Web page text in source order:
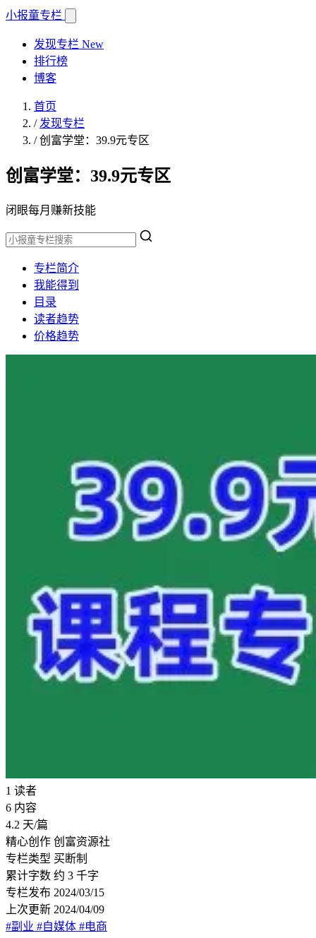
小报童专栏
发现专栏 New
排行榜
博客
首页
/ 发现专栏
/创富学堂：39.9元专区
创富学堂：39.9元专区
闭眼每月赚新技能
专栏简介
我能得到
目录
读者趋势
价格趋势
1 读者
6 内容
4.2 天/篇
精心创作 创富资源社
专栏类型 买断制
累计字数 约 3 千字
专栏发布 2024/03/15
上次更新 2024/04/09
#副业 #自媒体 #电商